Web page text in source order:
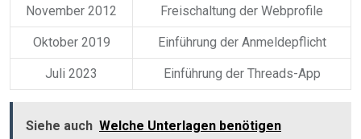
November 2012 Freischaltung der Webprofile
Oktober 2019 Einführung der Anmeldepflicht
Juli 2023 Einführung der Threads-App
Siehe auch Welche Unterlagen benötigen